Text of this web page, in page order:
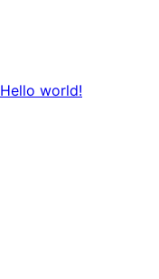
Hello world!